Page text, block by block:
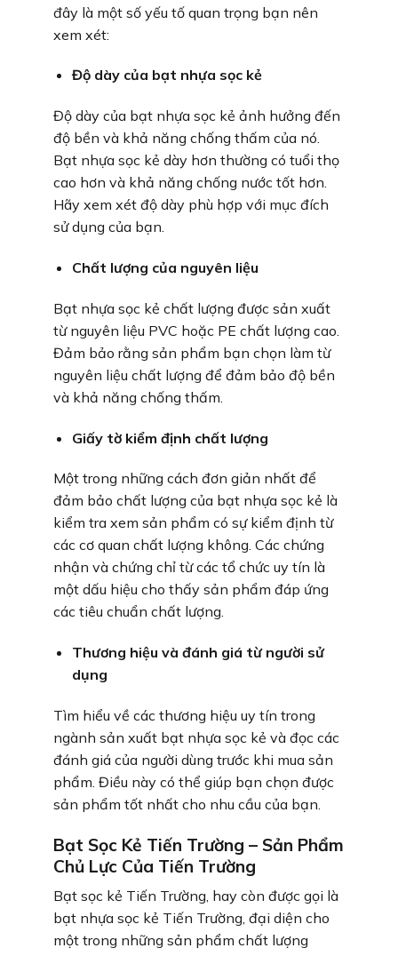
đây là một số yếu tố quan trọng bạn nên
xem xét:
Độ dày của bạt nhựa sọc kẻ
Độ dày của bạt nhựa sọc kẻ ảnh hưởng đến
độ bền và khả năng chống thấm của nó.
Bạt nhựa sọc kẻ dày hơn thường có tuổi thọ
cao hơn và khả năng chống nước tốt hơn.
Hãy xem xét độ dày phù hợp với mục đích
sử dụng của bạn.
Chất lượng của nguyên liệu
Bạt nhựa sọc kẻ chất lượng được sản xuất
từ nguyên liệu PVC hoặc PE chất lượng cao.
Đảm bảo rằng sản phẩm bạn chọn làm từ
nguyên liệu chất lượng để đảm bảo độ bền
và khả năng chống thấm.
Giấy tờ kiểm định chất lượng
Một trong những cách đơn giản nhất để
đảm bảo chất lượng của bạt nhựa sọc kẻ là
kiểm tra xem sản phẩm có sự kiểm định từ
các cơ quan chất lượng không. Các chứng
nhận và chứng chỉ từ các tổ chức uy tín là
một dấu hiệu cho thấy sản phẩm đáp ứng
các tiêu chuẩn chất lượng.
Thương hiệu và đánh giá từ người sử
dụng
Tìm hiểu về các thương hiệu uy tín trong
ngành sản xuất bạt nhựa sọc kẻ và đọc các
đánh giá của người dùng trước khi mua sản
phẩm. Điều này có thể giúp bạn chọn được
sản phẩm tốt nhất cho nhu cầu của bạn.
Bạt Sọc Kẻ Tiến Trường – Sản Phẩm
Chủ Lực Của Tiến Trường
Bạt sọc kẻ Tiến Trường, hay còn được gọi là
bạt nhựa sọc kẻ Tiến Trường, đại diện cho
một trong những sản phẩm chất lượng